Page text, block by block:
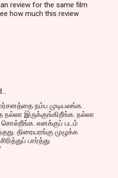
review for the same film
how much this review
நம்ப முடியலங்க.
இருக்குங்கிறீங்க. நல்லா
சொல்றீங்க. எனக்குப் படம்
திரையரங்கு முழுக்க
பார்த்து